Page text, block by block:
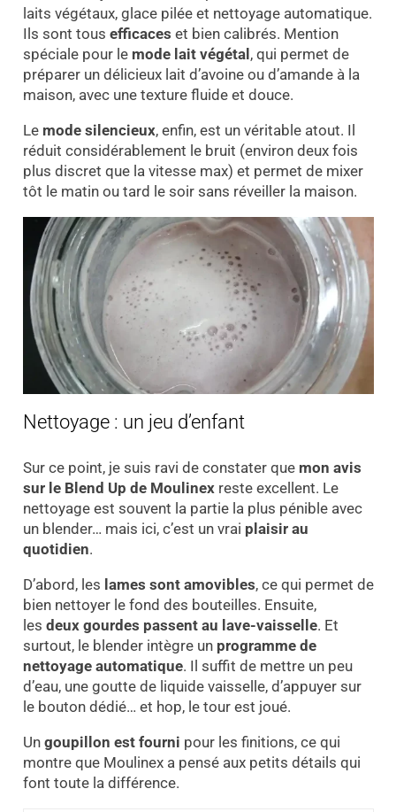
laits végétaux, glace pilée et nettoyage automatique.
Ils sont tous efficaces et bien calibrés. Mention
spéciale pour le mode lait végétal, qui permet de
préparer un délicieux lait d’avoine ou d’amande à la
maison, avec une texture fluide et douce.
Le mode silencieux, enfin, est un véritable atout. Il
réduit considérablement le bruit (environ deux fois
plus discret que la vitesse max) et permet de mixer
tôt le matin ou tard le soir sans réveiller la maison.
Nettoyage : un jeu d’enfant
Sur ce point, je suis ravi de constater que mon avis
sur le Blend Up de Moulinexreste excellent. Le
nettoyage est souvent la partie la plus pénible avec
un blender… mais ici, c’est un vrai plaisir au
quotidien.
D’abord, les lames sont amovibles, ce qui permet de
bien nettoyer le fond des bouteilles. Ensuite,
les deux gourdes passent au lave-vaisselle. Et
surtout, le blender intègre un programme de
nettoyage automatique. Il suffit de mettre un peu
d’eau, une goutte de liquide vaisselle, d’appuyer sur
le bouton dédié… et hop, le tour est joué.
Un goupillon est fourni pour les finitions, ce qui
montre que Moulinex a pensé aux petits détails qui
font toute la différence.